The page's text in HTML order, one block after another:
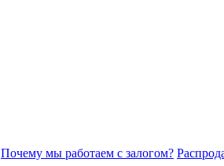
Почему мы работаем с залогом?